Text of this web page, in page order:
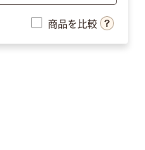
商品を比較